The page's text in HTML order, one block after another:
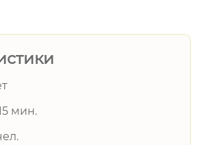
мин.